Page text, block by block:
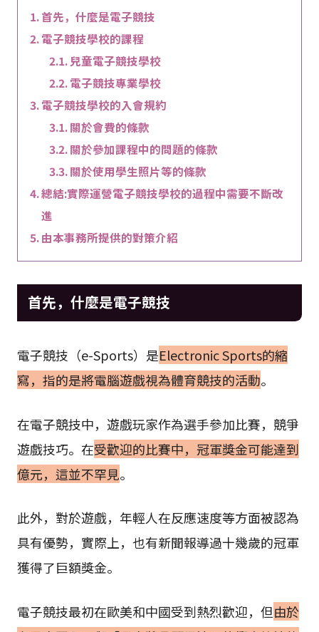
首先，什麼是電子競技
電子競技學校的課程
兒童電子競技學校
電子競技專業學校
電子競技學校的入會規約
關於會費的條款
關於參加課程中的問題的條款
關於使用學生照片等的條款
總結:實際運營電子競技學校的過程中需要不斷改
進
由本事務所提供的對策介紹
首先，什麼是電子競技
電子競技（e-Sports）是Electronic Sports的縮
寫，指的是將電腦遊戲視為體育競技的活動。
在電子競技中，遊戲玩家作為選手參加比賽，競爭
遊戲技巧。在受歡迎的比賽中，冠軍獎金可能達到
億元，這並不罕見。
此外，對於遊戲，年輕人在反應速度等方面被認為
具有優勢，實際上，也有新聞報導過十幾歲的冠軍
獲得了巨額獎金。
電子競技最初在歐美和中國受到熱烈歡迎，但由於